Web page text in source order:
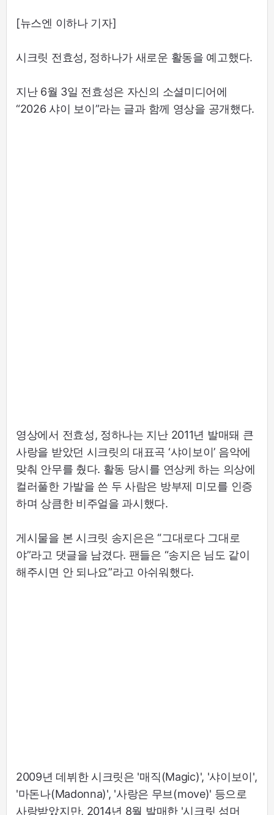
[뉴스엔 이하나 기자]
시크릿 전효성, 정하나가 새로운 활동을 예고했다.
지난 6월 3일 전효성은 자신의 소셜미디어에
“2026 샤이 보이”라는 글과 함께 영상을 공개했다.
영상에서 전효성, 정하나는 지난 2011년 발매돼 큰
사랑을 받았던 시크릿의 대표곡 ‘샤이보이’ 음악에
맞춰 안무를 췄다. 활동 당시를 연상케 하는 의상에
컬러풀한 가발을 쓴 두 사람은 방부제 미모를 인증
하며 상큼한 비주얼을 과시했다.
게시물을 본 시크릿 송지은은 “그대로다 그대로
야”라고 댓글을 남겼다. 팬들은 “송지은 님도 같이
해주시면 안 되나요”라고 아쉬워했다.
2009년 데뷔한 시크릿은 '매직(Magic)', '샤이보이',
'마돈나(Madonna)', '사랑은 무브(move)' 등으로
사랑받았지만, 2014년 8월 발매한 '시크릿 섬머